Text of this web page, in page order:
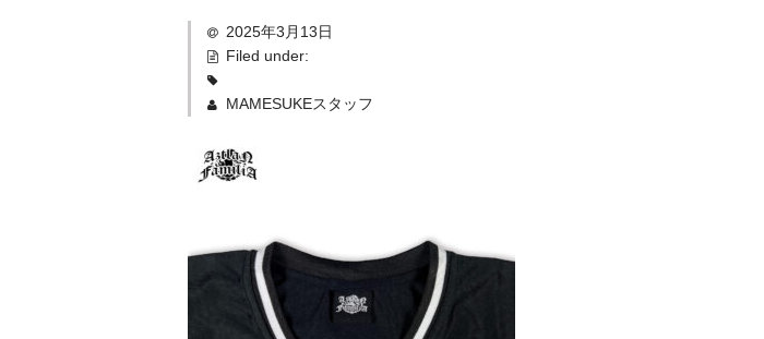
2025年3月13日
Filed under:
MAMESUKEスタッフ